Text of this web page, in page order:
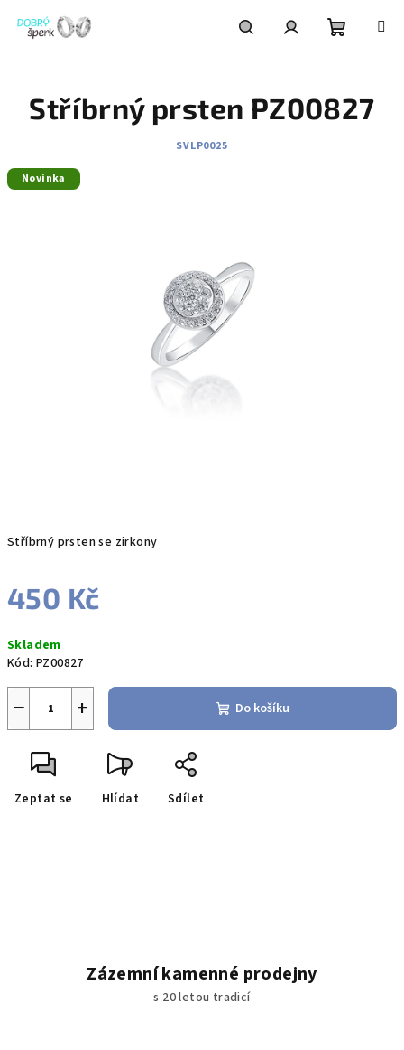
obsah
košík
Stříbrný prsten se zirkony
450 Kč
cena:
Skladem
Kód: PZ00827
+
− Do košíku
Zeptat se Hlídat Sdílet
Stříbrný prsten PZ00827
SVLP0025
Novinka
Zázemní kamenné prodejny
s 20 letou tradicí